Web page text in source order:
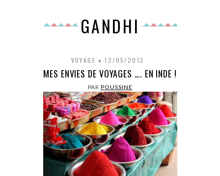
GANDHI
VOYAGE 12/05/2013
MES ENVIES DE VOYAGES …. EN INDE !
PARPOUSSINE